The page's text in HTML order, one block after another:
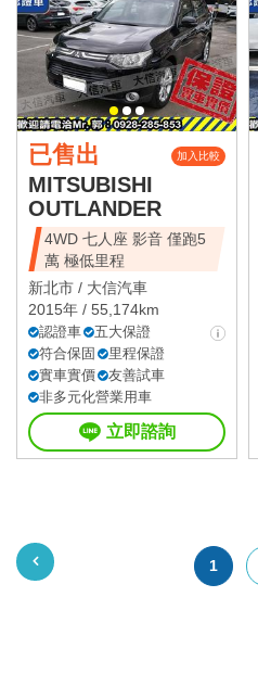
已售出 加入比較
MITSUBISHI
OUTLANDER
4WD 七人座 影音 僅跑5
萬 極低里程
新北市 / 大信汽車
2015年 / 55,174km
認證車
五大保證
符合保固
里程保證
實車實價
友善試車
非多元化營業用車
立即諮詢
1